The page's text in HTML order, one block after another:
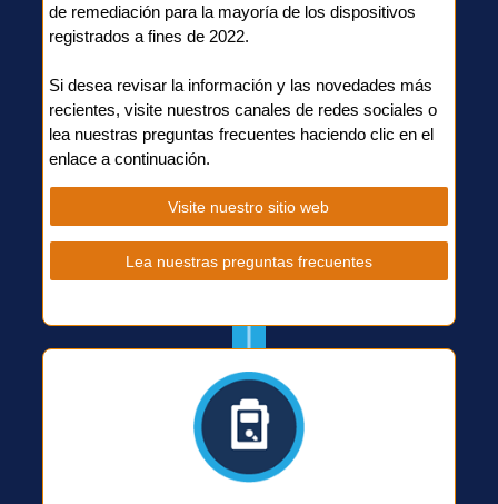
de remediación para la mayoría de los dispositivos
registrados a fines de 2022.
Si desea revisar la información y las novedades más
recientes, visite nuestros canales de redes sociales o
lea nuestras preguntas frecuentes haciendo clic en el
enlace a continuación.
Visite nuestro sitio web
Lea nuestras preguntas frecuentes